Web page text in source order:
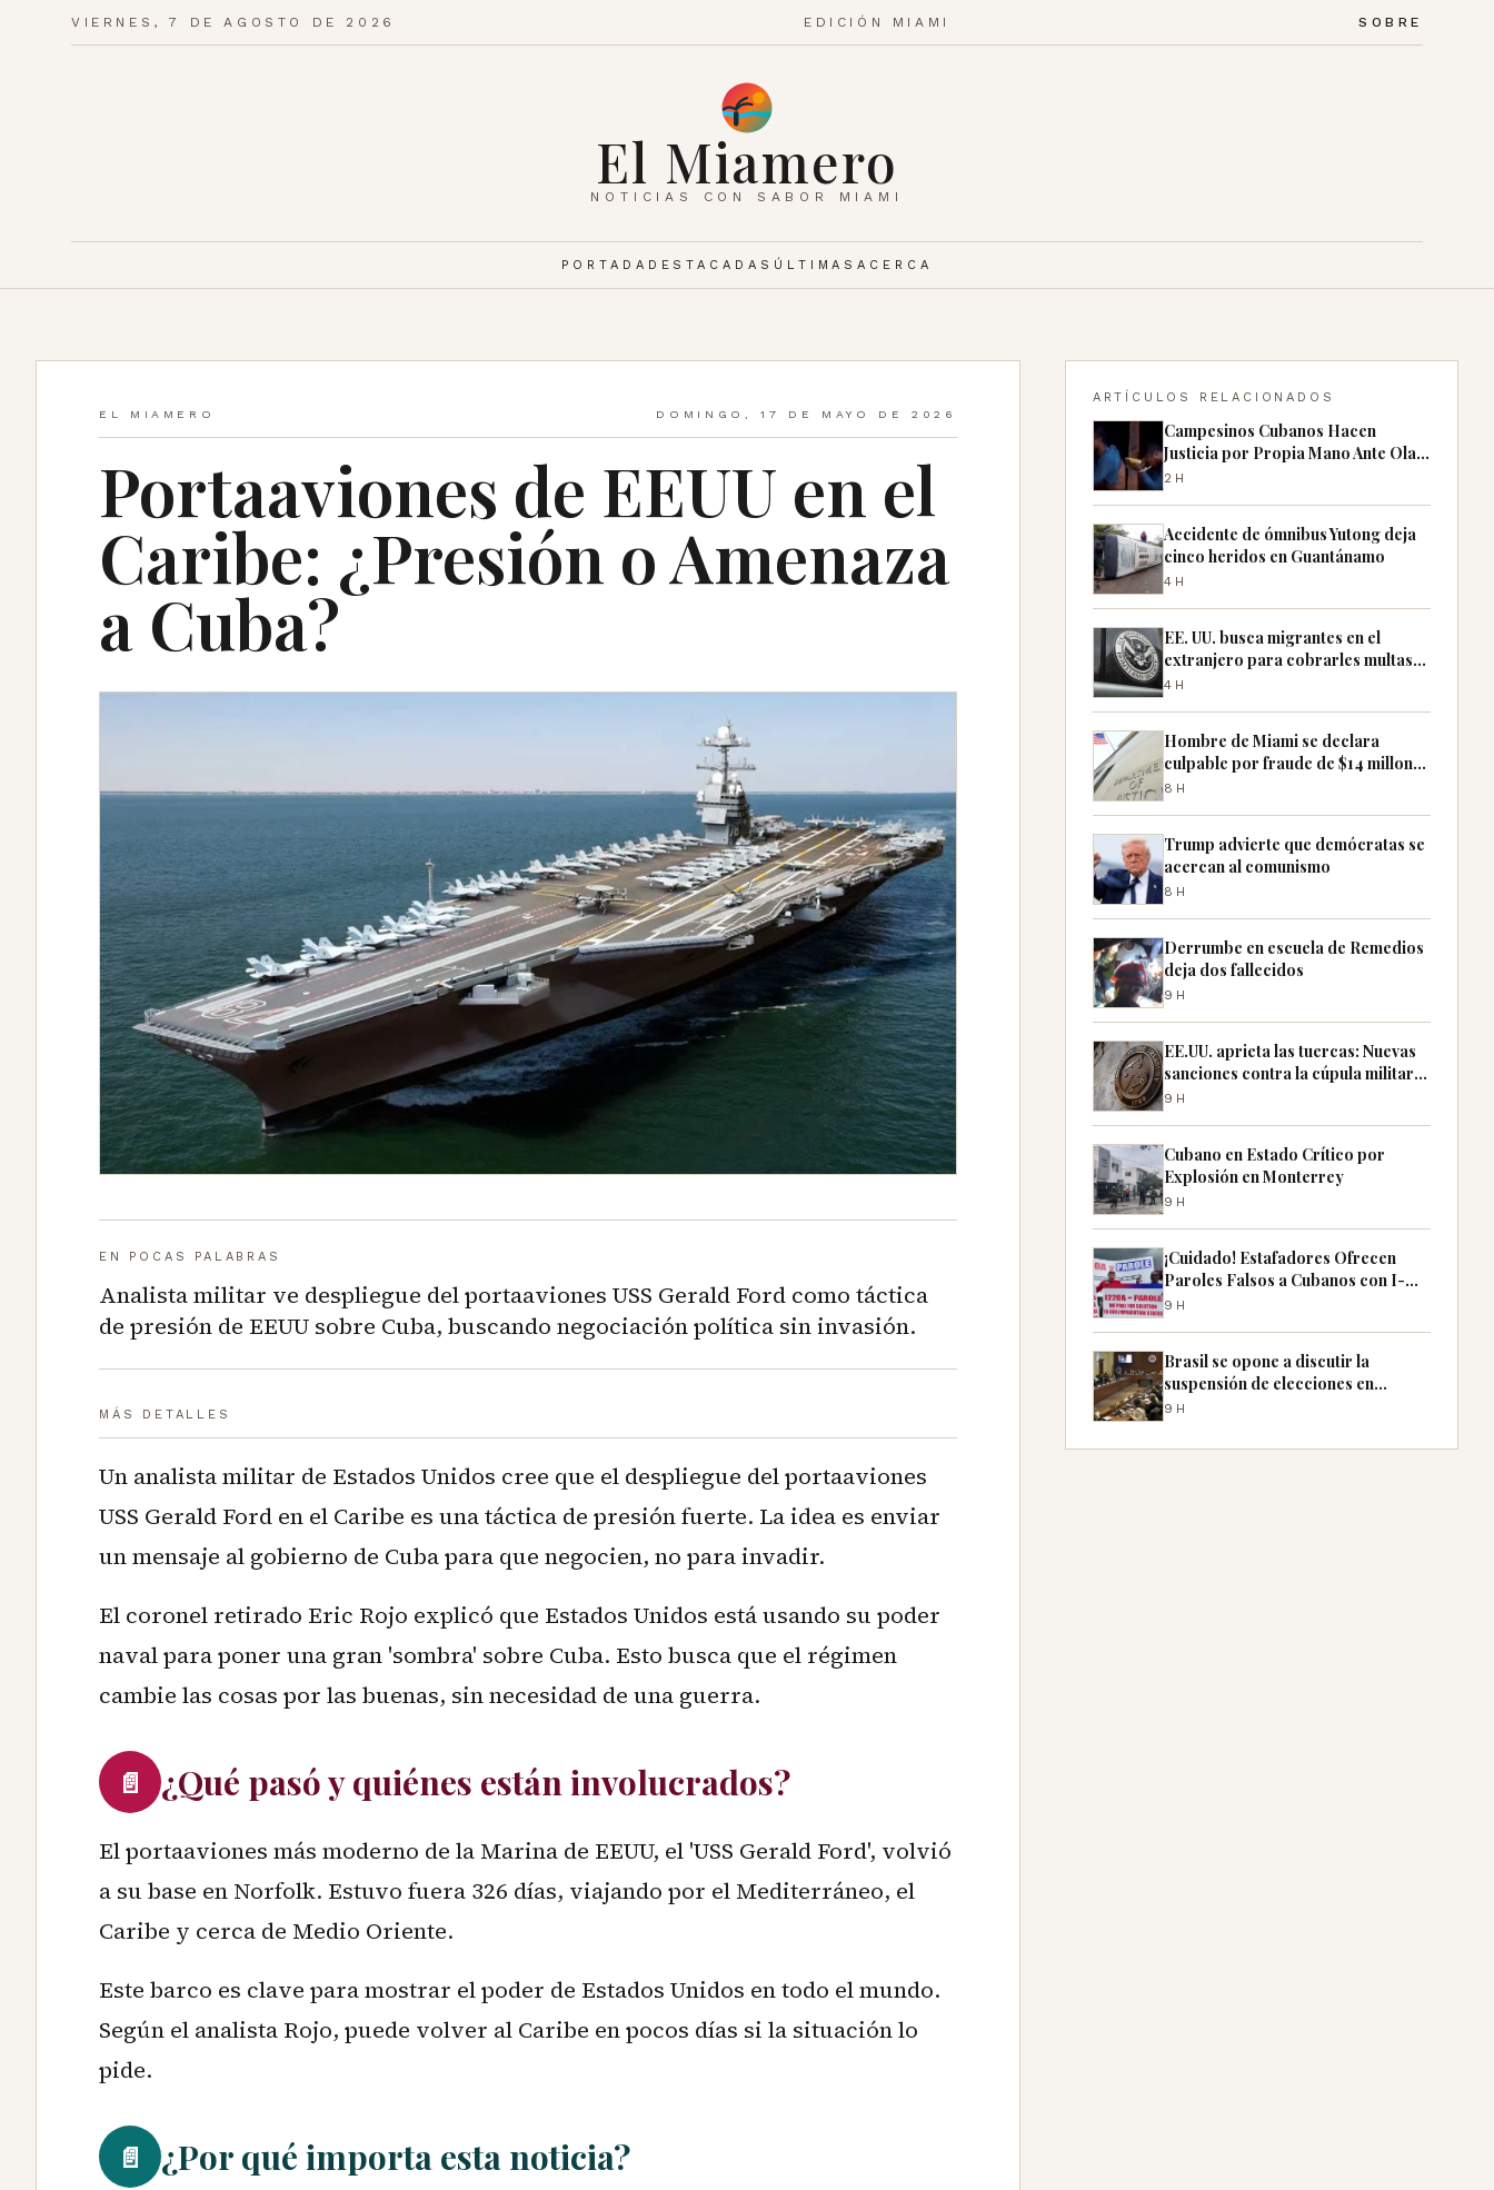
VIERNES, 7 DE AGOSTO DE 2026 EDICIÓN MIAMI SOBRE
El Miamero
NOTICIAS CON SABOR MIAMI
PORTADA DESTACADAS ÚLTIMASACERCA
EL MIAMERO DOMINGO, 17 DE MAYO DE 2026
Portaaviones de EEUU en el
Caribe: ¿Presión o Amenaza
a Cuba?
EN POCAS PALABRAS
Analista militar ve despliegue del portaaviones USS Gerald Ford como táctica
de presión de EEUU sobre Cuba, buscando negociación política sin invasión.
MÁS DETALLES
Un analista militar de Estados Unidos cree que el despliegue del portaaviones
USS Gerald Ford en el Caribe es una táctica de presión fuerte. La idea es enviar
un mensaje al gobierno de Cuba para que negocien, no para invadir.
El coronel retirado Eric Rojo explicó que Estados Unidos está usando su poder
naval para poner una gran 'sombra' sobre Cuba. Esto busca que el régimen
cambie las cosas por las buenas, sin necesidad de una guerra.
📄 ¿Qué pasó y quiénes están involucrados?
El portaaviones más moderno de la Marina de EEUU, el 'USS Gerald Ford', volvió
a su base en Norfolk. Estuvo fuera 326 días, viajando por el Mediterráneo, el
Caribe y cerca de Medio Oriente.
Este barco es clave para mostrar el poder de Estados Unidos en todo el mundo.
Según el analista Rojo, puede volver al Caribe en pocos días si la situación lo
pide.
📄 ¿Por qué importa esta noticia?
ARTÍCULOS RELACIONADOS
Campesinos Cubanos Hacen
Justicia por Propia Mano Ante Ola
de Robos
2H
Accidente de ómnibus Yutong deja
cinco heridos en Guantánamo
4H
EE. UU. busca migrantes en el
extranjero para cobrarles multas
pendientes
4H
Hombre de Miami se declara
culpable por fraude de $14 millones
con cheques falsos
8H
Trump advierte que demócratas se
acercan al comunismo
8H
Derrumbe en escuela de Remedios
deja dos fallecidos
9H
EE.UU. aprieta las tuercas: Nuevas
sanciones contra la cúpula militar
de Cuba
9H
Cubano en Estado Crítico por
Explosión en Monterrey
9H
¡Cuidado! Estafadores Ofrecen
Paroles Falsos a Cubanos con I-
220A
9H
Brasil se opone a discutir la
suspensión de elecciones en
Nicaragua en la OEA
9H